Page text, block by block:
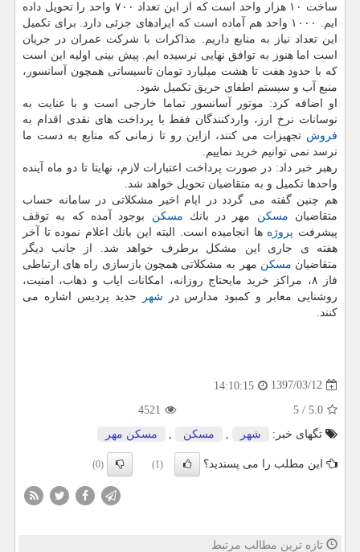
ساخت ۱۰ هزار واحد است كه از این تعداد ۷۰۰ واحد را تحویل داده
ایم. ۱۰۰۰ واحد هم آماده است كه ایرادهای جزئی دارد. برای تكمیل
این تعداد نیاز به منابع داریم. مذاكرات با شركت عمران در جریان
است اما هنوز به توافق نهایی نرسیده ایم. پیش بینی اولیه این است
كه با حدود هفت تا هشت میلیارد تومان تاسیساتی همچون آسانسور،
منبع آب و سیستم اطفای حریق تكمیل شود.
او اضافه كرد: موتور آسانسور تماما خارجی است و با عنایت به
نوسانات نرخ ارز، واردكنندگان فقط با پرداخت های نقدی اقدام به
فروش تجهیزات می كنند، ازاین رو تا زمانی كه منابع به دست ما
نرسد نمی توانیم خرید نماییم.
رهبر خبر داد: در صورت پرداخت اعتبارات لازم، نهایتا تا دو ماه آینده
واحدها تكمیل و به متقاضیان تحویل خواهد شد.
هم چنین گفته می گردد در ایام اخیر مشكلاتی در سامانه حساب
متقاضیان مسكن مهر در بانك مسكن بوجود آمده كه به توقف
پیشرفت پروژه ها انجامیده است. البته این بانك اعلام نموده تا آخر
هفته ی جاری این مشكل برطرف خواهد شد. از جانب دیگر
متقاضیان مسكن مهر به مشكلاتی همچون بازسازی راه های ارتباطی
فاز ۸، مراكز خرید مایحتاج روزانه، امكانات ایاب و ذهاب، امنیت،
روشنایی معابر و كمبود مدارس در شهر
جدید پردیس اشاره می
كنند.
1397/03/12
14:10:15
5.0
/
5
4521
تگهای خبر:
شهر مسكن مسكن مهر
این مطلب را می پسندید؟ (1)
(0)
تازه ترین مطالب مرتبط